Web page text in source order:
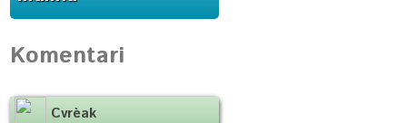
Komentari
Cvrèak